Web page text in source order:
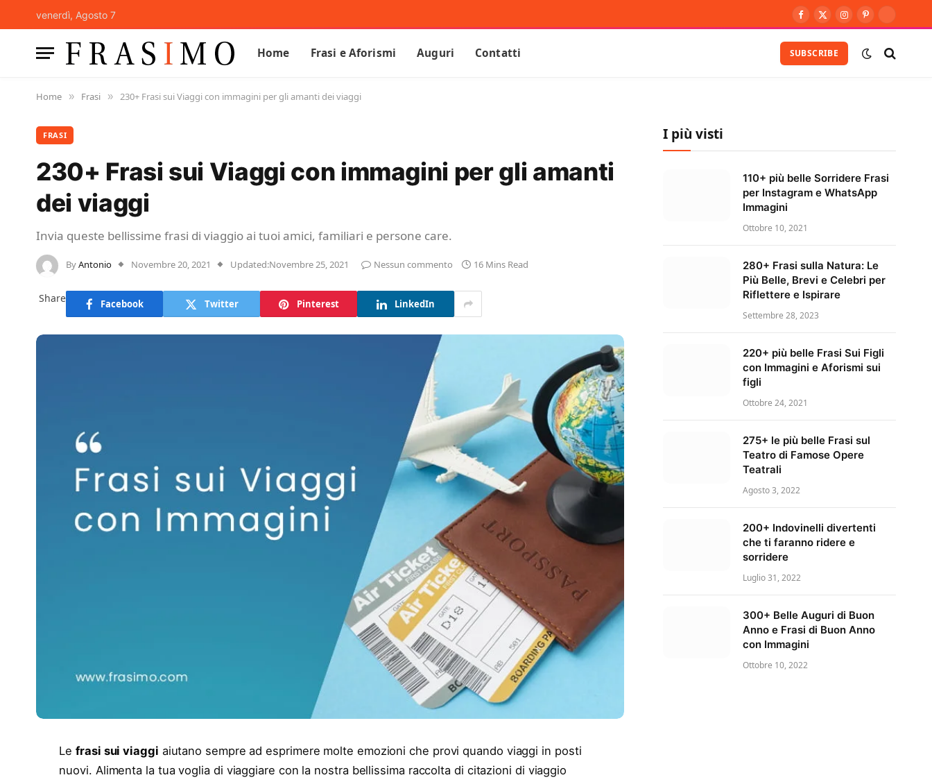
venerdì, Agosto 7
Facebook
X
Instagram
Pinterest
Vimeo
Home Frasi e Aforismi Auguri Contatti SUBSCRIBE
Home » Frasi » 230+ Frasi sui Viaggi con immagini per gli amanti dei viaggi
FRASI
230+ Frasi sui Viaggi con immagini per gli amanti
dei viaggi
Invia queste bellissime frasi di viaggio ai tuoi amici, familiari e persone care.
ByAntonio Novembre 20, 2021 Updated:Novembre 25, 2021 Nessun commento 16 Mins Read
Share Facebook Twitter Pinterest LinkedIn
Lefrasi sui viaggi aiutano sempre ad esprimere molte emozioni che provi quando viaggi in posti
nuovi. Alimenta la tua voglia di viaggiare con la nostra bellissima raccolta di citazioni di viaggio
I più visti
110+ più belle Sorridere Frasi
per Instagram e WhatsApp
Immagini
Ottobre 10, 2021
280+ Frasi sulla Natura: Le
Più Belle, Brevi e Celebri per
Riflettere e Ispirare
Settembre 28, 2023
220+ più belle Frasi Sui Figli
con Immagini e Aforismi sui
figli
Ottobre 24, 2021
275+ le più belle Frasi sul
Teatro di Famose Opere
Teatrali
Agosto 3, 2022
200+ Indovinelli divertenti
che ti faranno ridere e
sorridere
Luglio 31, 2022
300+ Belle Auguri di Buon
Anno e Frasi di Buon Anno
con Immagini
Ottobre 10, 2022